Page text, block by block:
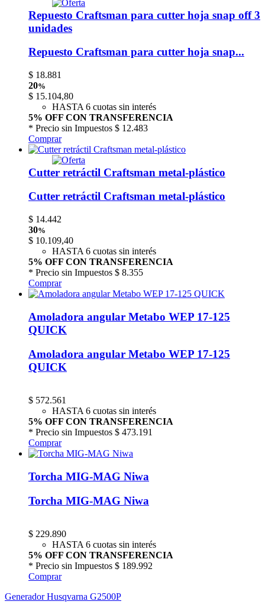
Repuesto Craftsman para cutter hoja snap off 3
unidades
Repuesto Craftsman para cutter hoja snap...
$ 18.881
20%
$ 15.104,80
HASTA 6 cuotas sin interés
5% OFF CON TRANSFERENCIA
* Precio sin Impuestos $ 12.483
Comprar
Cutter retráctil Craftsman metal-plástico
Cutter retráctil Craftsman metal-plástico
$ 14.442
30%
$ 10.109,40
HASTA 6 cuotas sin interés
5% OFF CON TRANSFERENCIA
* Precio sin Impuestos $ 8.355
Comprar
Amoladora angular Metabo WEP 17-125
QUICK
Amoladora angular Metabo WEP 17-125
QUICK
$ 572.561
HASTA 6 cuotas sin interés
5% OFF CON TRANSFERENCIA
* Precio sin Impuestos $ 473.191
Comprar
Torcha MIG-MAG Niwa
Torcha MIG-MAG Niwa
$ 229.890
HASTA 6 cuotas sin interés
5% OFF CON TRANSFERENCIA
* Precio sin Impuestos $ 189.992
Comprar
Generador Husqvarna G2500P